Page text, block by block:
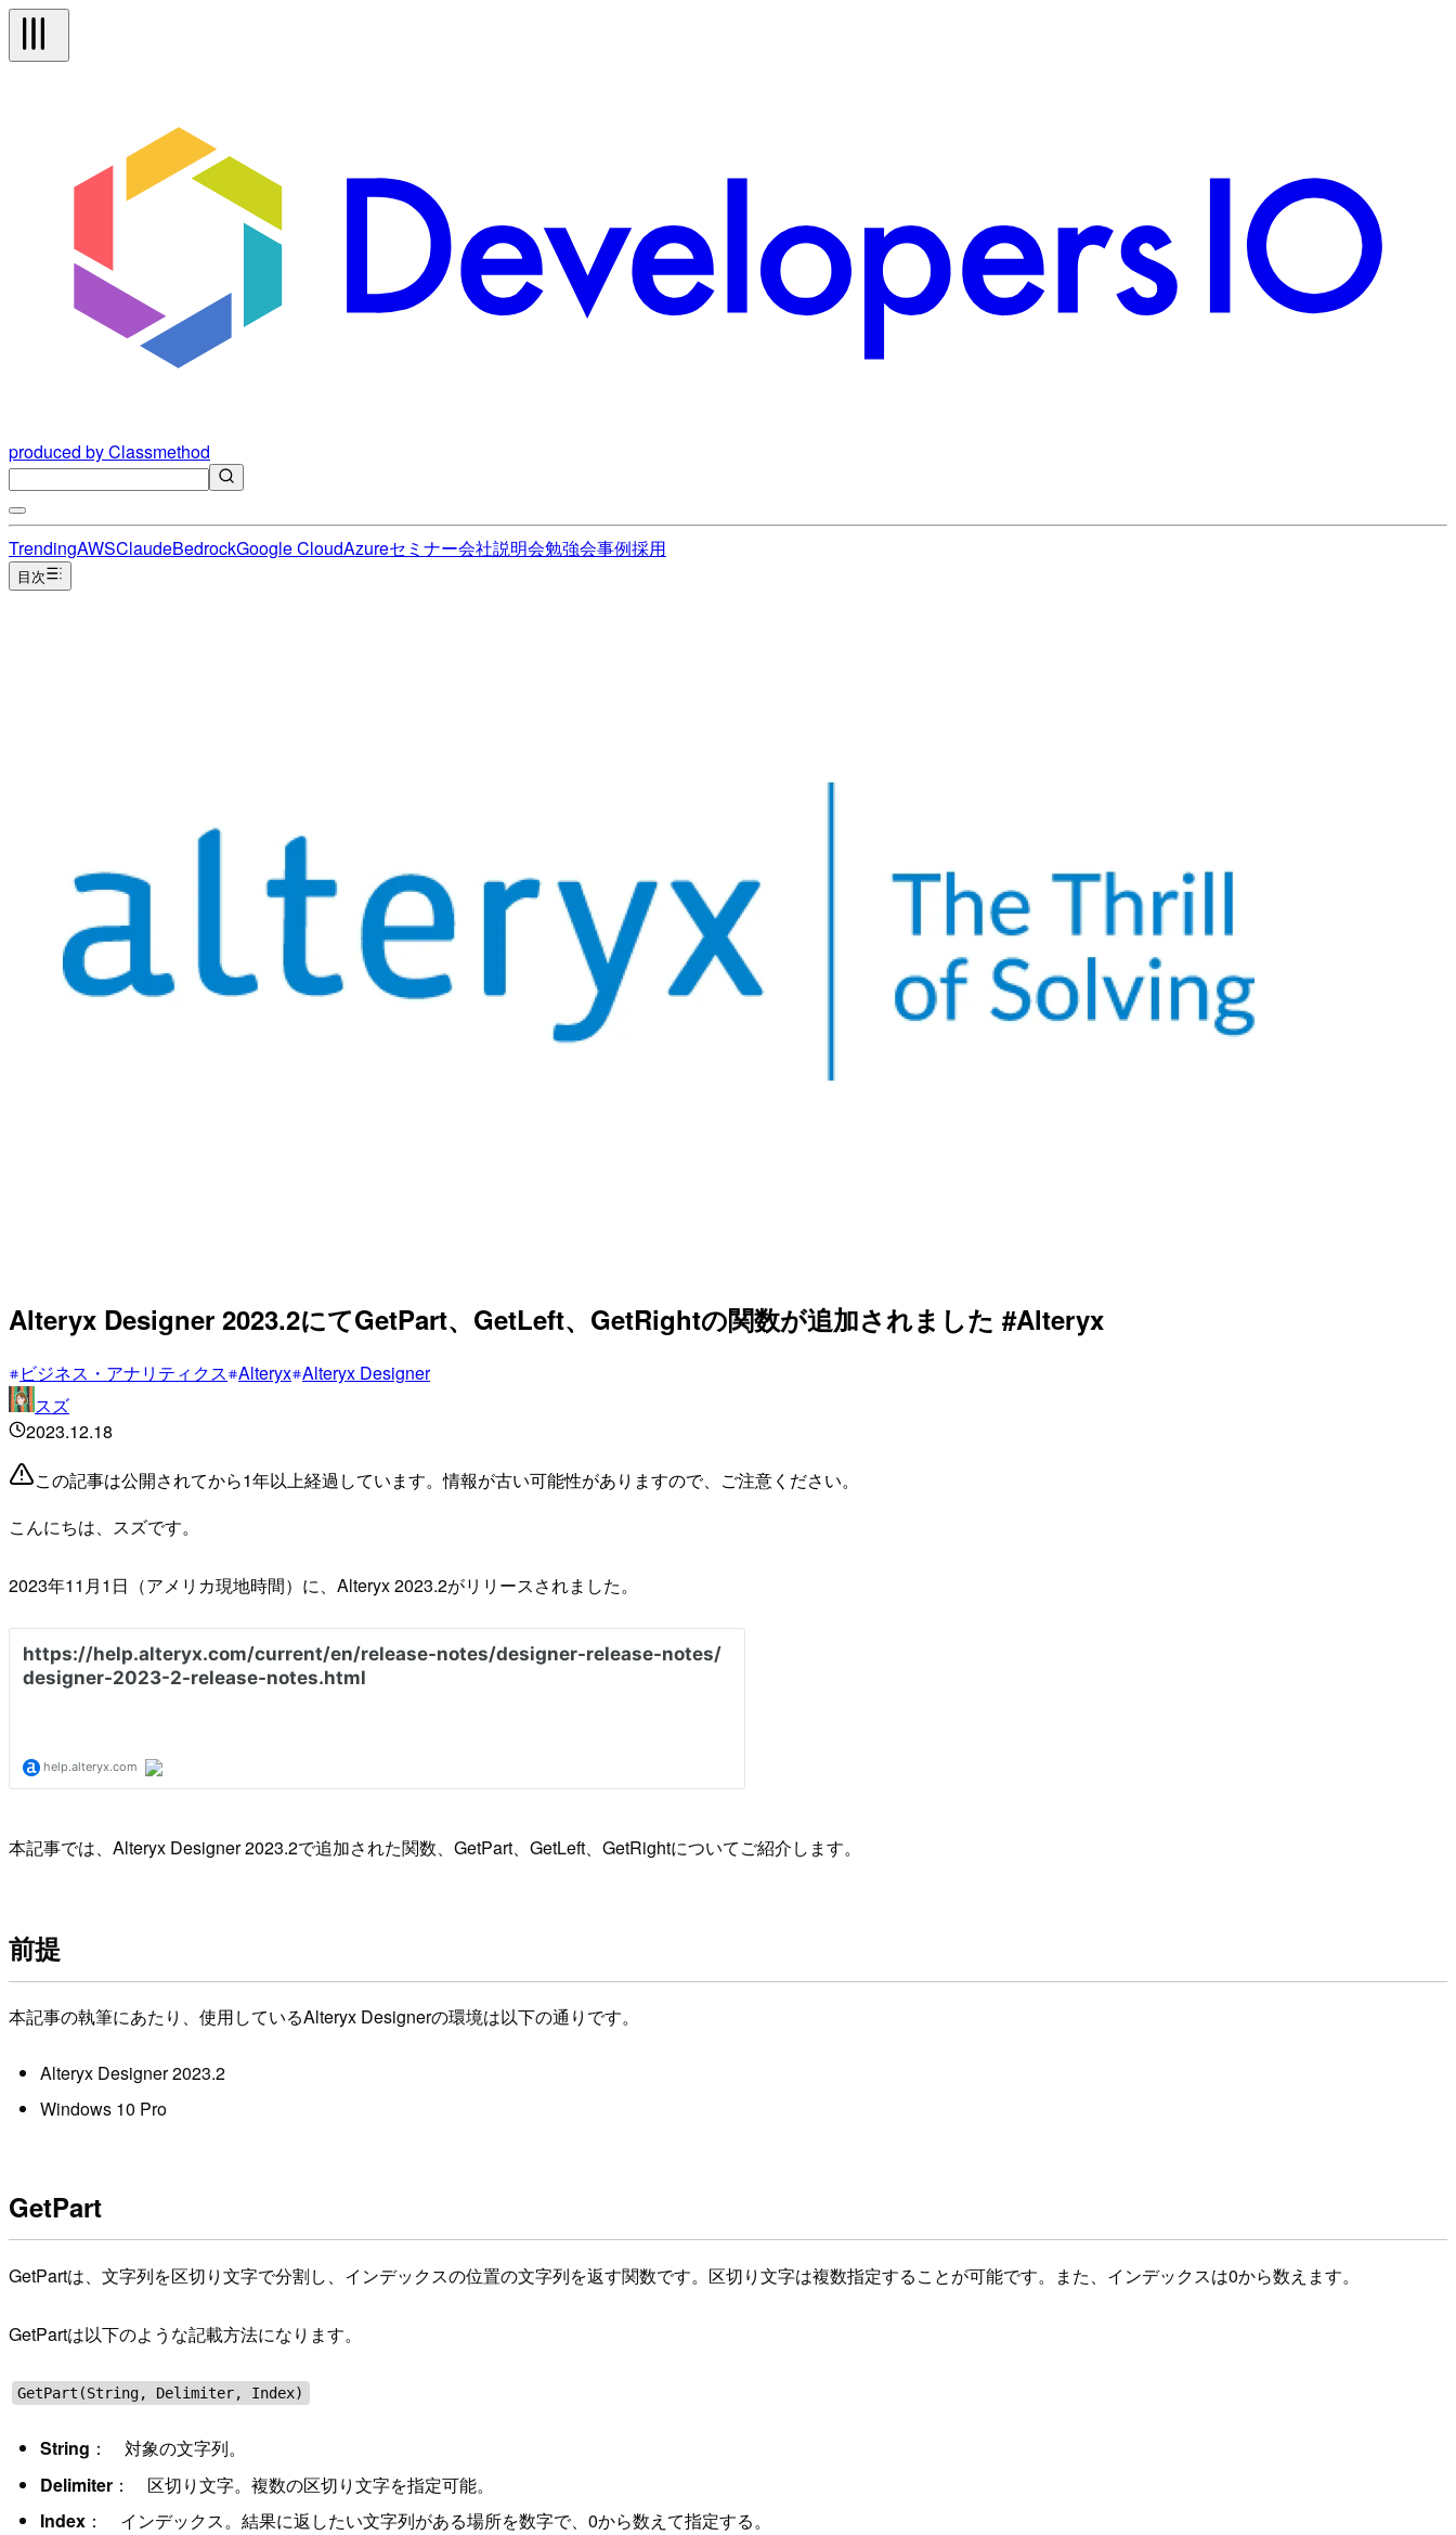
produced by Classmethod
TrendingAWSClaudeBedrockGoogle CloudAzureセミナー会社説明会勉強会事例採用
目次
Alteryx Designer 2023.2にてGetPart、GetLeft、GetRightの関数が追加されました #Alteryx
ビジネス・アナリティクス Alteryx Alteryx Designer
スズ
2023.12.18
この記事は公開されてから1年以上経過しています。情報が古い可能性がありますので、ご注意ください。
こんにちは、スズです。
2023年11月1日（アメリカ現地時間）に、Alteryx 2023.2がリリースされました。
本記事では、Alteryx Designer 2023.2で追加された関数、GetPart、GetLeft、GetRightについてご紹介します。
前提
本記事の執筆にあたり、使用しているAlteryx Designerの環境は以下の通りです。
Alteryx Designer 2023.2
Windows 10 Pro
GetPart
GetPartは、文字列を区切り文字で分割し、インデックスの位置の文字列を返す関数です。区切り文字は複数指定することが可能です。また、インデックスは0から数えます。
GetPartは以下のような記載方法になります。
GetPart(String, Delimiter, Index)
String ： 対象の文字列。
Delimiter： 区切り文字。複数の区切り文字を指定可能。
Index： インデックス。結果に返したい文字列がある場所を数字で、0から数えて指定する。